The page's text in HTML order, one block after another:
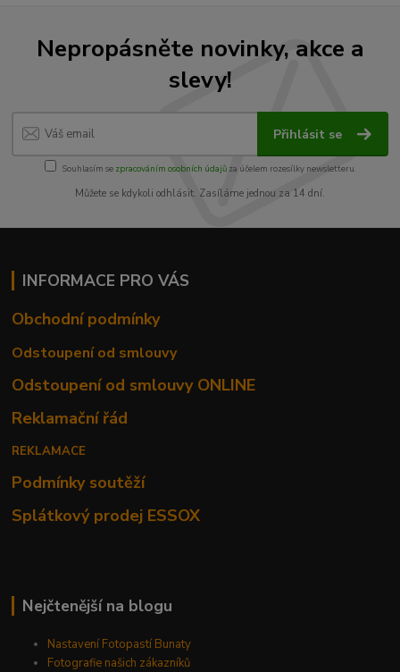
Nepropásněte novinky, akce a
slevy!
Přihlásit se
Souhlasím se zpracováním osobních údajůza účelem rozesílky newsletteru.
Můžete se kdykoli odhlásit. Zasíláme jednou za 14 dní.
INFORMACE PRO VÁS
Obchodní podmínky
Odstoupení od smlouvy
Odstoupení od smlouvy ONLINE
Reklamační řád
REKLAMACE
Podmínky soutěží
Splátkový prodej ESSOX
Nejčtenější na blogu
Nastavení Fotopastí Bunaty
Fotografie našich zákazníků